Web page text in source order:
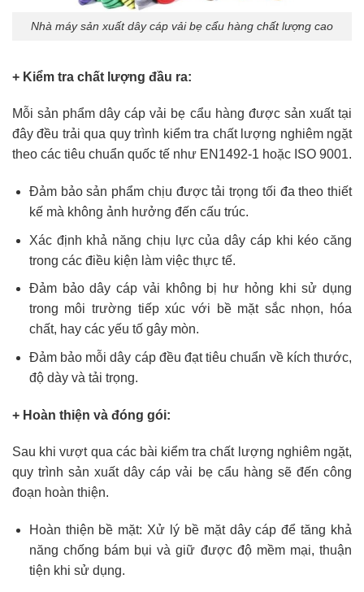
Nhà máy sản xuất dây cáp vải bẹ cẩu hàng chất lượng cao
+ Kiểm tra chất lượng đầu ra:
Mỗi sản phẩm dây cáp vải bẹ cẩu hàng được sản xuất tại
đây đều trải qua quy trình kiểm tra chất lượng nghiêm ngặt
theo các tiêu chuẩn quốc tế như EN1492-1 hoặc ISO 9001.
Đảm bảo sản phẩm chịu được tải trọng tối đa theo thiết
kế mà không ảnh hưởng đến cấu trúc.
Xác định khả năng chịu lực của dây cáp khi kéo căng
trong các điều kiện làm việc thực tế.
Đảm bảo dây cáp vải không bị hư hỏng khi sử dụng
trong môi trường tiếp xúc với bề mặt sắc nhọn, hóa
chất, hay các yếu tố gây mòn.
Đảm bảo mỗi dây cáp đều đạt tiêu chuẩn về kích thước,
độ dày và tải trọng.
+ Hoàn thiện và đóng gói:
Sau khi vượt qua các bài kiểm tra chất lượng nghiêm ngặt,
quy trình sản xuất dây cáp vải bẹ cẩu hàng sẽ đến công
đoạn hoàn thiện.
Hoàn thiện bề mặt: Xử lý bề mặt dây cáp để tăng khả
năng chống bám bụi và giữ được độ mềm mại, thuận
tiện khi sử dụng.